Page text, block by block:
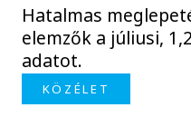
Hatalmas
elemzők a júliusi,
adatot.
KÖZÉLET